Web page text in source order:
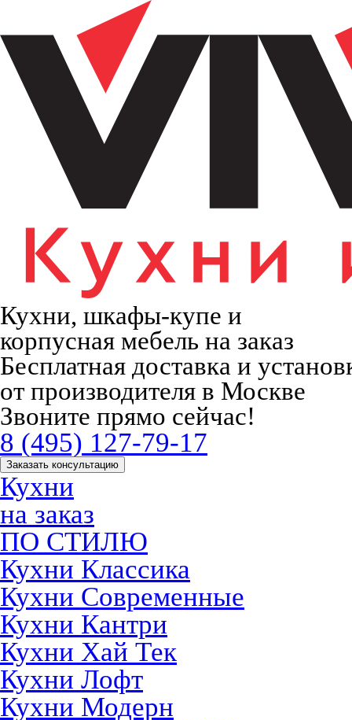
Кухни, шкафы-купе и
корпусная мебель на заказ
Бесплатная доставка и
от производителя в Москве
Звоните прямо сейчас!
8 (495) 127-79-17
Заказать консультацию
Кухни
на заказ
ПО СТИЛЮ
Кухни Классика
Кухни Современные
Кухни Кантри
Кухни Хай Тек
Кухни Лофт
Кухни Модерн